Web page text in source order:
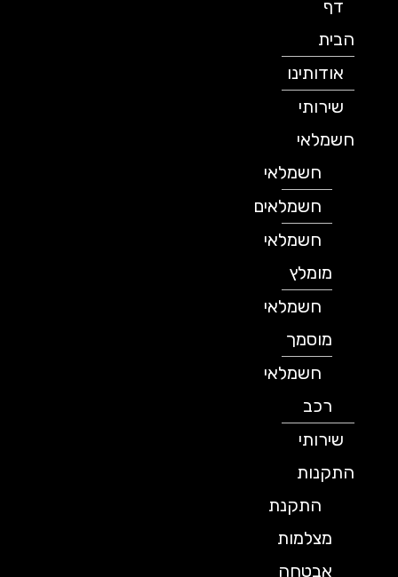
הבית
אודותינו
שירותי
חשמלאי
חשמלאי
חשמלאים
חשמלאי
מומלץ
חשמלאי
מוסמך
חשמלאי
שירותי
התקנות
התקנת
מצלמות
אבטחה